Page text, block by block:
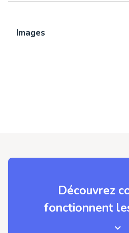
Images
Découvrez
fonctionnent